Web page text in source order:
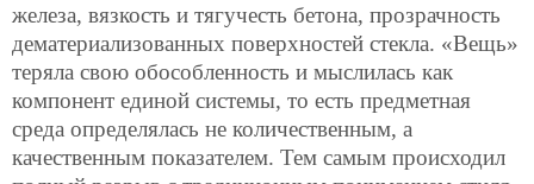
железа, вязкость и тягучесть бетона, прозрачность
дематериализованных поверхностей стекла. «Вещь»
теряла свою обособленность и мыслилась как
компонент единой системы, то есть предметная
среда определялась не количественным, а
качественным показателем. Тем самым происходил